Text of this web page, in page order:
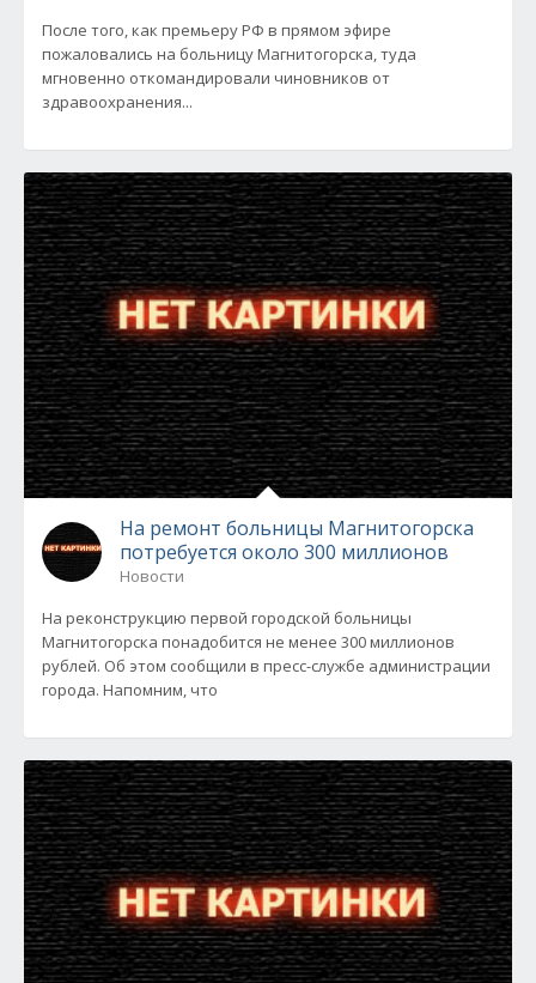
После того, как премьеру РФ в прямом эфире
пожаловались на больницу Магнитогорска, туда
мгновенно откомандировали чиновников от
здравоохранения...
На ремонт больницы Магнитогорска
потребуется около 300 миллионов
Новости
На реконструкцию первой городской больницы
Магнитогорска понадобится не менее 300 миллионов
рублей. Об этом сообщили в пресс-службе администрации
города. Напомним, что